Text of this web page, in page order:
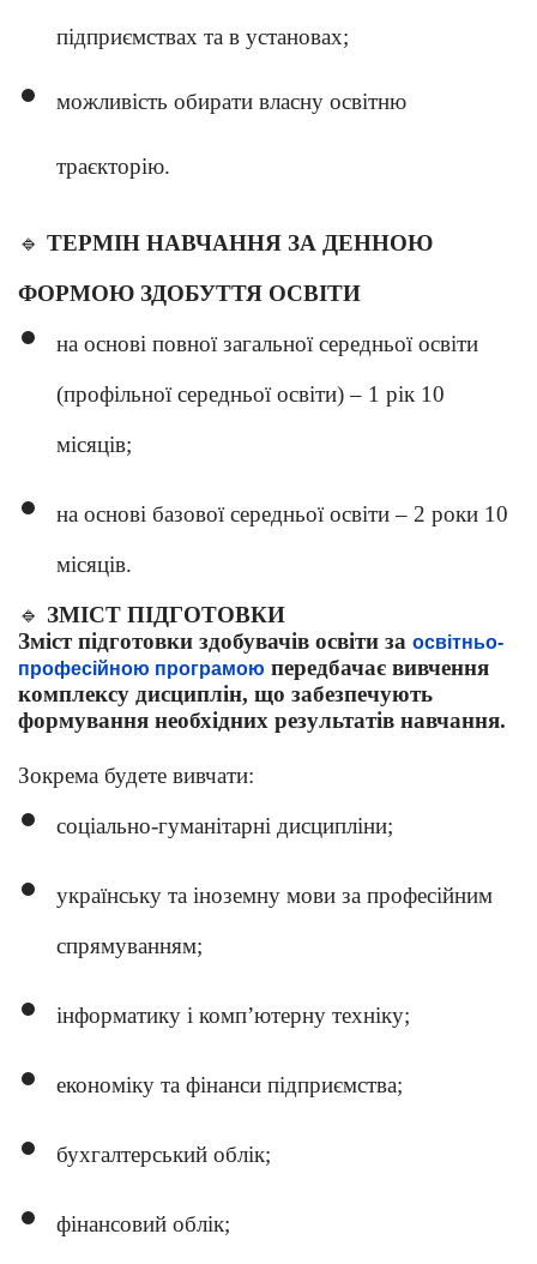
підприємствах та в установах;
можливість обирати власну освітню
траєкторію.
🔹 ТЕРМІН НАВЧАННЯ ЗА ДЕННОЮ
ФОРМОЮ ЗДОБУТТЯ ОСВІТИ
на основі повної загальної середньої освіти
(профільної середньої освіти) – 1 рік 10
місяців;
на основі базової середньої освіти – 2 роки 10
місяців.
🔹 ЗМІСТ ПІДГОТОВКИ
Зміст підготовки здобувачів освіти за освітньо-
професійною програмою передбачає вивчення
комплексу дисциплін, що забезпечують
формування необхідних результатів навчання.
Зокрема будете вивчати:
соціально-гуманітарні дисципліни;
українську та іноземну мови за професійним
спрямуванням;
інформатику і комп’ютерну техніку;
економіку та фінанси підприємства;
бухгалтерський облік;
фінансовий облік;